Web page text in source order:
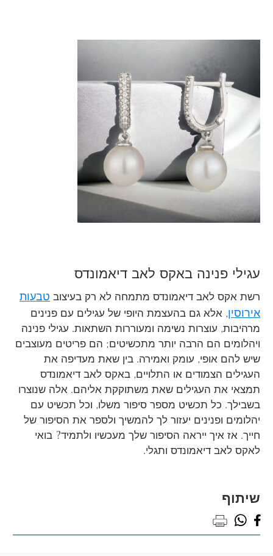
עגילי פנינה באקס לאב דיאמונדס
רשת אקס לאב דיאמונדס מתמחה לא רק בעיצוב טבעות
אירוסין, אלא גם בהעצמת היופי של עגילים עם פנינים
מרהיבות, עוצרות נשימה ומעוררות השתאות. עגילי פנינה
ויהלומים הם הרבה יותר מתכשיטים; הם פריטים מעוצבים
שיש להם אופי, עומק ואמירה. בין שאת מעדיפה את
העגילים הצמודים או התלויים, באקס לאב דיאמונדס
תמצאי את העגילים שאת משתוקקת אליהם. אלה שנוצרו
בשבילך. כל תכשיט מספר סיפור משלו, וכל תכשיט עם
יהלומים ופנינים יעזור לך להמשיך ולספר את הסיפור של
חייך. אז איך ייראה הסיפור שלך מעכשיו ולתמיד? בואי
לאקס לאב דיאמונדס ותגלי.
שיתוף
facebook
whatsapp
print